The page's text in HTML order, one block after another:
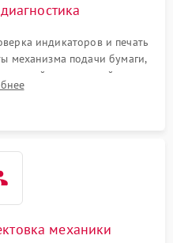
индикаторов и печать
механизма подачи бумаги,
и первичный анализ
фон, пробелы).
механики